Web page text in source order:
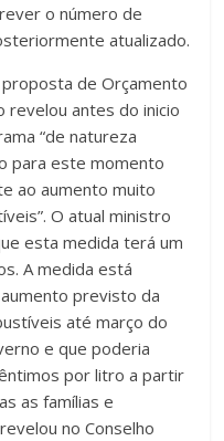
o número de
atualizado.
de Orçamento
revelou antes do inicio
“de natureza
para este momento
ao aumento muito
O atual ministro
esta medida terá um
A medida está
previsto da
até março do
e que poderia
por litro a partir
as famílias e
no Conselho